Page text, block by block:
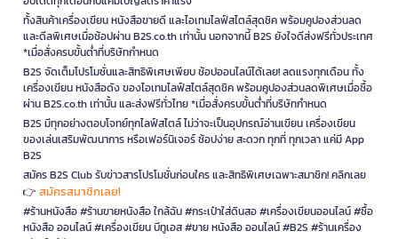
ทั้งสินค้าเครื่องเขียน หนังสือขายดี และไอเทมไลฟ์สไตล์สุดชิค พร้อมคูปองส่วนลด
และดีลพิเศษเมื่อช้อปผ่าน B2S.co.th เท่านั้น นอกจากนี้ B2S ยังใจดีส่งฟรีทั่วประเทศ
*เมื่อสั่งครบขั้นต่ำที่บริษัทกำหนด
B2S จัดเต็มโปรโมชั่นและสิทธิพิเศษเพียบ ช้อปออนไลน์ได้เลย! ลดแรงทุกเดือน ทั้ง
เครื่องเขียน หนังสือดัง ของไอเทมไลฟ์สไตล์สุดชิค พร้อมคูปองส่วนลดพิเศษเมื่อซื้อ
ผ่าน B2S.co.th เท่านั้น และส่งฟรีทั่วไทย *เมื่อสั่งครบขั้นต่ำที่บริษัทกำหนด
B2S มีทุกอย่างตอบโจทย์ทุกไลฟ์สไตล์ ไม่ว่าจะเป็นอุปกรณ์อ่านเขียน เครื่องเขียน
ของเล่นเสริมพัฒนาการ หรือเฟอร์นิเจอร์ ช้อปง่าย สะดวก ทุกที่ ทุกเวลา แค่มี App
B2S
สมัคร B2S Club รับข่าวสารโปรโมชั่นก่อนใคร และสิทธิพิเศษเฉพาะสมาชิก! คลิกเลย
👉 สมัครสมาชิกเลย!
#ร้านหนังสือ #ร้านขายหนังสือ ใกล้ฉัน #กระเป๋าใส่ดินสอ #เครื่องเขียนออนไลน์ #ซื้อ
หนังสือ ออนไลน์ #เครื่องเขียน บีทูเอส #ขาย หนังสือ ออนไลน์ #B2S #ร้านเครื่อง